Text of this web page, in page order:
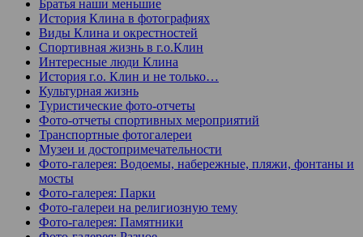
Братья наши меньшие
История Клина в фотографиях
Виды Клина и окрестностей
Спортивная жизнь в г.о.Клин
Интересные люди Клина
История г.о. Клин и не только…
Культурная жизнь
Туристические фото-отчеты
Фото-отчеты спортивных мероприятий
Транспортные фотогалереи
Музеи и достопримечательности
Фото-галерея: Водоемы, набережные, пляжи, фонтаны и
мосты
Фото-галерея: Парки
Фото-галереи на религиозную тему
Фото-галерея: Памятники